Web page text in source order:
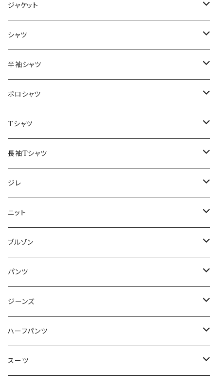
ジャケット
～44/S
46/M
48/L
50/XL～
シャツ
～44/S
46/M
48/L
50/XL～
半袖シャツ
～44/S
46/M
48/L
50/XL～
ポロシャツ
～44/S
46/M
48/L
50/XL～
Tシャツ
～44/S
46/M
48/L
50/XL～
長袖Tシャツ
～44/S
46/M
48/L
50/XL～
ジレ
～44/S
46/M
48/L
50/XL～
ニット
～44/S
46/M
48/L
50/XL～
ブルゾン
～44/S
46/M
48/L
50/XL～
パンツ
～44/S
46/M
48/L
ジーンズ
～44/S
46/M
ハーフパンツ
～44/S
スーツ